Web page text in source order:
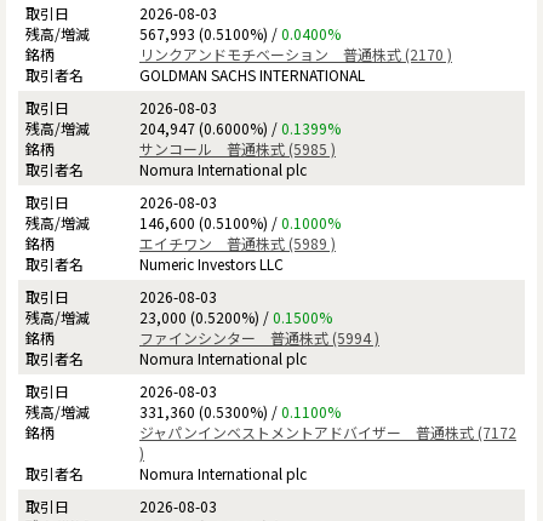
2026-08-03
567,993 (0.5100%) /0.0400%
リンクアンドモチベーション 普通株式 (2170 )
GOLDMAN SACHS INTERNATIONAL
2026-08-03
204,947 (0.6000%) /0.1399%
サンコール 普通株式 (5985 )
Nomura International plc
2026-08-03
146,600 (0.5100%) /0.1000%
エイチワン 普通株式 (5989 )
Numeric Investors LLC
2026-08-03
23,000 (0.5200%) /0.1500%
ファインシンター 普通株式 (5994 )
Nomura International plc
2026-08-03
331,360 (0.5300%) /0.1100%
ジャパンインベストメントアドバイザー 普通株式 (7172
)
Nomura International plc
2026-08-03